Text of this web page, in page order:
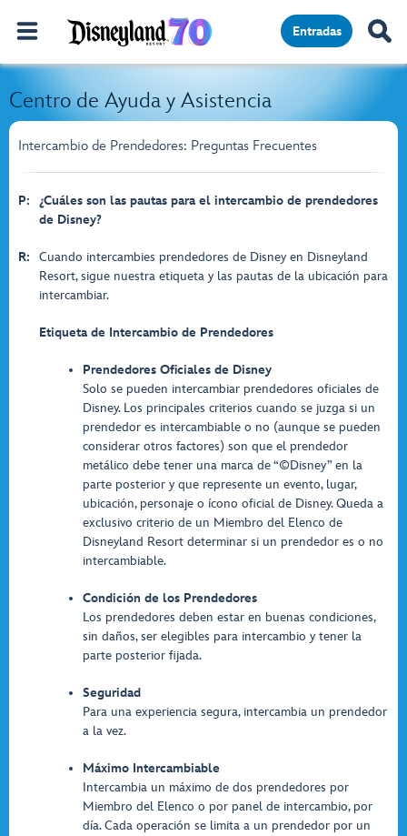
Entradas
Centro de Ayuda y Asistencia
Intercambio de Prendedores: Preguntas Frecuentes
P:
¿Cuáles son las pautas para el intercambio de prendedores
de Disney?
R:
Cuando intercambies prendedores de Disney en Disneyland
Resort, sigue nuestra etiqueta y las pautas de la ubicación para
intercambiar.
Etiqueta de Intercambio de Prendedores
Prendedores Oficiales de Disney
Solo se pueden intercambiar prendedores oficiales de
Disney. Los principales criterios cuando se juzga si un
prendedor es intercambiable o no (aunque se pueden
considerar otros factores) son que el prendedor
metálico debe tener una marca de “©Disney” en la
parte posterior y que represente un evento, lugar,
ubicación, personaje o ícono oficial de Disney. Queda a
exclusivo criterio de un Miembro del Elenco de
Disneyland Resort determinar si un prendedor es o no
intercambiable.
Condición de los Prendedores
Los prendedores deben estar en buenas condiciones,
sin daños, ser elegibles para intercambio y tener la
parte posterior fijada.
Seguridad
Para una experiencia segura, intercambia un prendedor
a la vez.
Máximo Intercambiable
Intercambia un máximo de dos prendedores por
Miembro del Elenco o por panel de intercambio, por
día. Cada operación se limita a un prendedor por un